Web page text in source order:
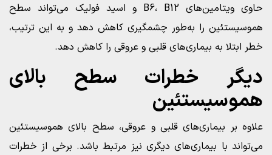
حاوی ویتامین‌های B6، B12 و اسید فولیک می‌تواند سطح
هموسیستئین را به‌طور چشمگیری کاهش دهد و به این ترتیب،
خطر ابتلا به بیماری‌های قلبی و عروقی را کاهش دهد.
دیگر خطرات سطح بالای
هموسیستئین
علاوه بر بیماری‌های قلبی و عروقی، سطح بالای هموسیستئین
می‌تواند با بیماری‌های دیگری نیز مرتبط باشد. برخی از خطرات